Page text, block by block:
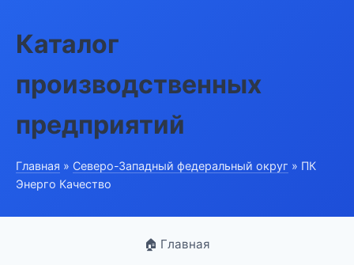
Каталог
производственных
предприятий
Главная » Северо-Западный федеральный округ » ПК
Энерго Качество
🏠 Главная